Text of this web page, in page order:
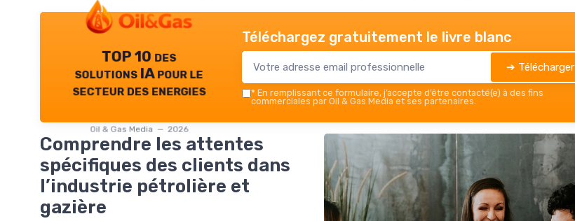
TOP 10 des
solutions IA pour le
secteur des energies
Oil & Gas Media — 2026
Téléchargez gratuitement le livre blanc
➔ Télécharger
* En remplissant ce formulaire, j’accepte d’être contacté(e) à des fins
commerciales par Oil & Gas Media et ses partenaires.
Comprendre les attentes
spécifiques des clients dans
l’industrie pétrolière et
gazière